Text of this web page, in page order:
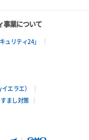
事業について
ュリティ24」
エラエ）
まし対策